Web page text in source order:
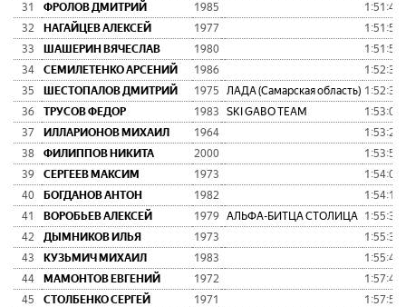
31
ФРОЛОВ ДМИТРИЙ 1985 1:51:47
32
НАГАЙЦЕВ АЛЕКСЕЙ 1977 1:51:50
33
ШАШЕРИН ВЯЧЕСЛАВ 1980 1:51:54
34
СЕМИЛЕТЕНКО АРСЕНИЙ 1986 1:52:36
35
ШЕСТОПАЛОВ ДМИТРИЙ 1975 ЛАДА (Самарская область) 1:52:37
36
ТРУСОВ ФЕДОР 1983 SKI GABO TEAM 1:53:03
37
ИЛЛАРИОНОВ МИХАИЛ 1964 1:53:29
38
ФИЛИППОВ НИКИТА 2000 1:53:58
39
СЕРГЕЕВ МАКСИМ 1973 1:54:04
40
БОГДАНОВ АНТОН 1982 1:54:16
41
ВОРОБЬЕВ АЛЕКСЕЙ 1979 АЛЬФА-БИТЦА СТОЛИЦА 1:55:32
42
ДЫМНИКОВ ИЛЬЯ 1973 1:55:39
43
КУЗЬМИЧ МИХАИЛ 1983 1:55:47
44
МАМОНТОВ ЕВГЕНИЙ 1972 1:57:42
45
СТОЛБЕНКО СЕРГЕЙ 1971 1:57:58